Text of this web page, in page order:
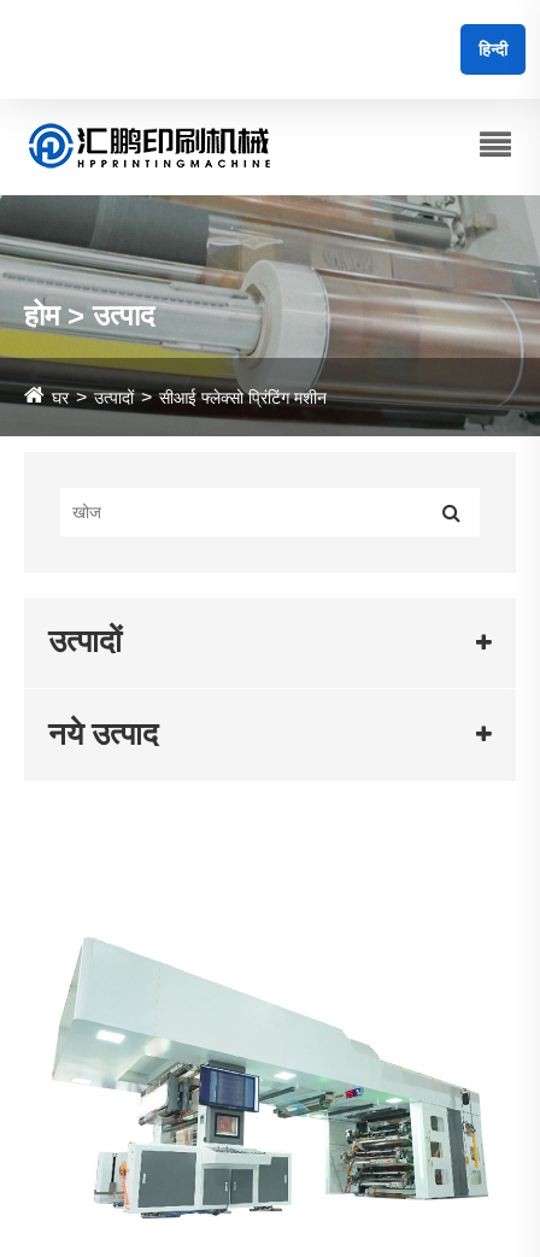
हिन्दी
होम > उत्पाद
घर उत्पादों सीआई फ्लेक्सो प्रिंटिंग मशीन
उत्पादों
नये उत्पाद